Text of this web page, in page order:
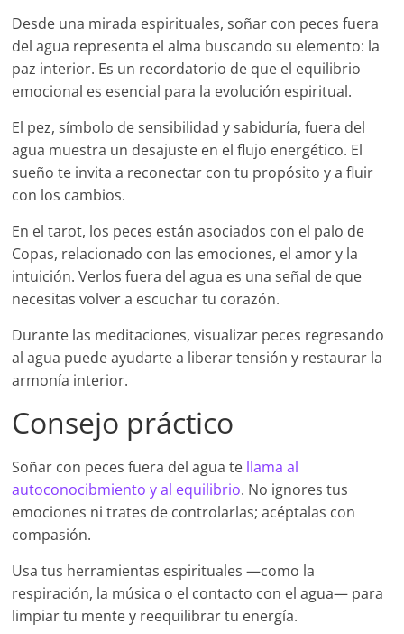
Desde una mirada espirituales, soñar con peces fuera
del agua representa el alma buscando su elemento: la
paz interior. Es un recordatorio de que el equilibrio
emocional es esencial para la evolución espiritual.
El pez, símbolo de sensibilidad y sabiduría, fuera del
agua muestra un desajuste en el flujo energético. El
sueño te invita a reconectar con tu propósito y a fluir
con los cambios.
En el tarot, los peces están asociados con el palo de
Copas, relacionado con las emociones, el amor y la
intuición. Verlos fuera del agua es una señal de que
necesitas volver a escuchar tu corazón.
Durante las meditaciones, visualizar peces regresando
al agua puede ayudarte a liberar tensión y restaurar la
armonía interior.
Consejo práctico
Soñar con peces fuera del agua te llama al
autoconocibmiento y al equilibrio. No ignores tus
emociones ni trates de controlarlas; acéptalas con
compasión.
Usa tus herramientas espirituales —como la
respiración, la música o el contacto con el agua— para
limpiar tu mente y reequilibrar tu energía.